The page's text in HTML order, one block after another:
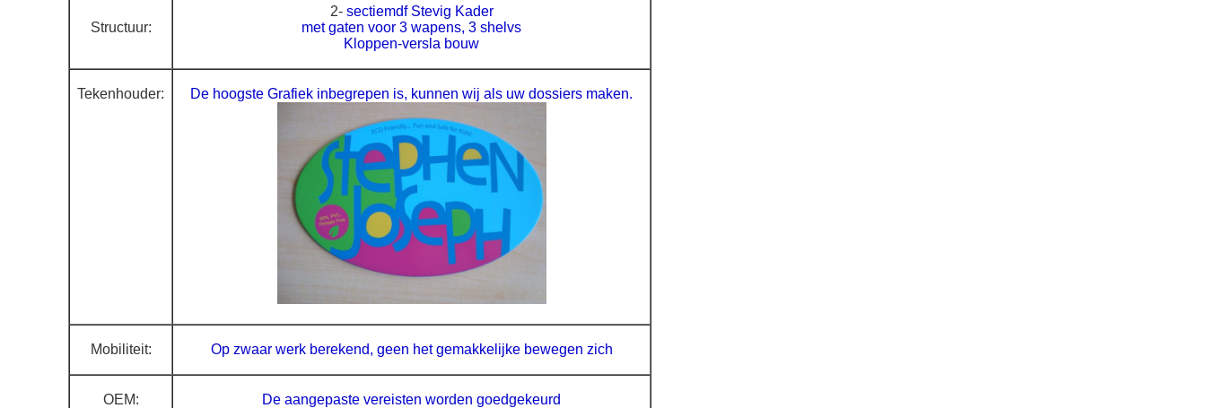
Structuur:
2- sectiemdf Stevig Kader
met gaten voor 3 wapens, 3 shelvs
Kloppen-versla bouw
Tekenhouder: De hoogste Grafiek inbegrepen is, kunnen wij als uw dossiers maken.
Mobiliteit: Op zwaar werk berekend, geen het gemakkelijke bewegen zich
OEM: De aangepaste vereisten worden goedgekeurd